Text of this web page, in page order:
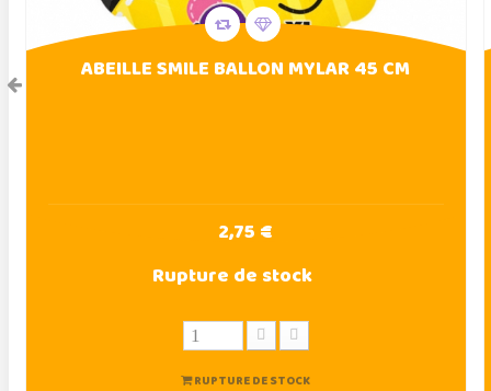
ABEILLE SMILE BALLON MYLAR 45 CM
2,75 €
Rupture de stock
RUPTURE DE STOCK